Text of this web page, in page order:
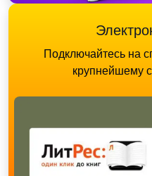
Подключайтесь на
крупнейшему